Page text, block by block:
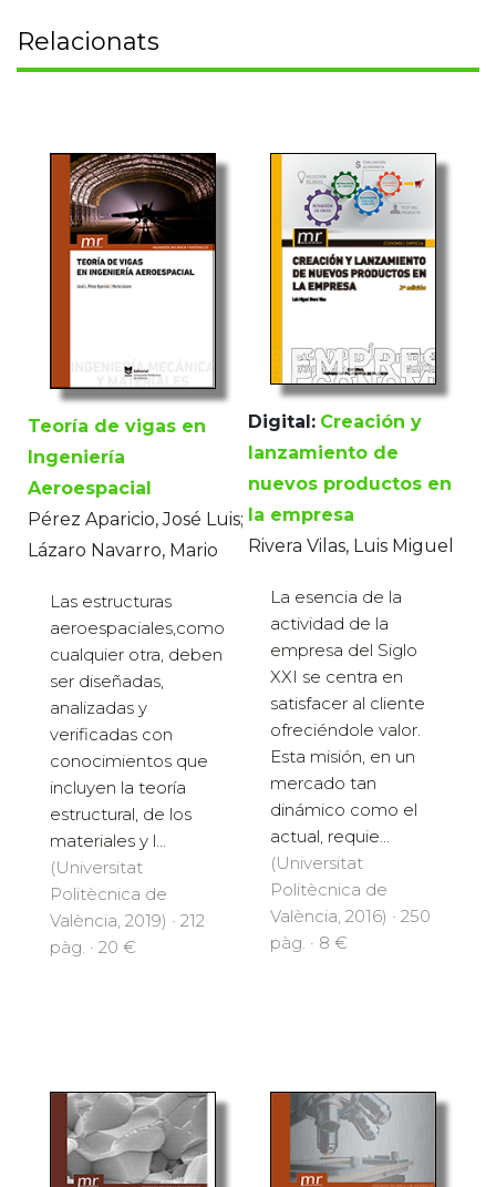
Relacionats
Teoría de vigas en
Ingeniería
Aeroespacial
Pérez Aparicio, José Luis;
Lázaro Navarro, Mario
Las estructuras
aeroespaciales,como
cualquier otra, deben
ser diseñadas,
analizadas y
verificadas con
conocimientos que
incluyen la teoría
estructural, de los
materiales y l...
(Universitat
Politècnica de
València, 2019) · 212
pàg. · 20 €
Digital: Creación y
lanzamiento de
nuevos productos en
la empresa
Rivera Vilas, Luis Miguel
La esencia de la
actividad de la
empresa del Siglo
XXI se centra en
satisfacer al cliente
ofreciéndole valor.
Esta misión, en un
mercado tan
dinámico como el
actual, requie...
(Universitat
Politècnica de
València, 2016) · 250
pàg. · 8 €